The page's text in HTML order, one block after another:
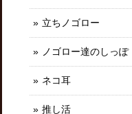
立ちノゴロー
ノゴロー達のしっぽ
ネコ耳
推し活